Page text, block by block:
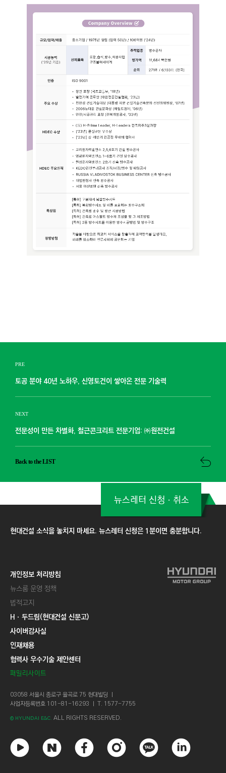
PRE
토공 분야 40년 노하우, 신영토건이 쌓아온 전문 기술력
NEXT
전문성이 만든 차별화, 철근콘크리트 전문기업: ㈜원전건설
Back to the LIST
현대건설 소식을 놓치지 마세요. 뉴스레터 신청은 1분이면 충분합니다.
뉴스레터 신청ㆍ취소
개인정보 처리방침
뉴스룸 운영 정책
법적고지
Hㆍ두드림(현대건설 신문고)
사이버감사실
인재채용
협력사 우수기술 제안센터
패밀리사이트
03058 서울시 종로구 율곡로 75 현대빌딩 ㅣ
사업자등록번호 101-81-16293 ㅣ T. 1577-7755
© HYUNDAI E&C. ALL RIGHTS RESERVED.